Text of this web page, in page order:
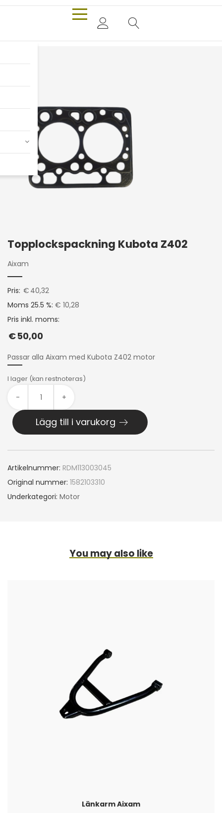
Topplockspackning Kubota Z402
Aixam
Pris: € 40,32
Moms 25.5 %: € 10,28
Pris inkl. moms:
€50,00
Passar alla Aixam med Kubota Z402 motor
I lager (kan restnoteras)
- +
Lägg till i varukorg
Artikelnummer: RDM113003045
Original nummer: 1582103310
Underkategori: Motor
You may also like
Länkarm Aixam